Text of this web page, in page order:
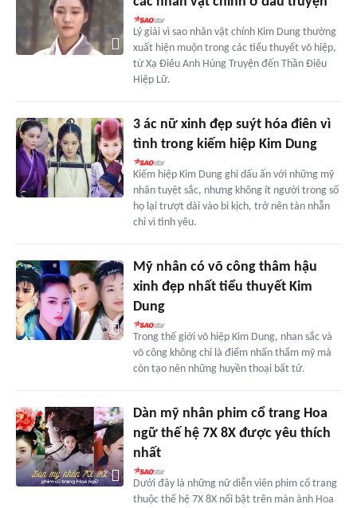
Lý giải vì sao nhân vật chính Kim Dung thường
xuất hiện muộn trong các tiểu thuyết võ hiệp,
từ Xạ Điêu Anh Hùng Truyện đến Thần Điêu
Hiệp Lữ.
3 ác nữ xinh đẹp suýt hóa điên vì
tình trong kiếm hiệp Kim Dung
Kiếm hiệp Kim Dung ghi dấu ấn với những mỹ
nhân tuyệt sắc, nhưng không ít người trong số
họ lại trượt dài vào bi kịch, trở nên tàn nhẫn
chỉ vì tình yêu.
Mỹ nhân có võ công thâm hậu
xinh đẹp nhất tiểu thuyết Kim
Dung
Trong thế giới võ hiệp Kim Dung, nhan sắc và
võ công không chỉ là điểm nhấn thẩm mỹ mà
còn tạo nên những huyền thoại bất tử.
Dàn mỹ nhân phim cổ trang Hoa
ngữ thế hệ 7X 8X được yêu thích
nhất
Dưới đây là những nữ diễn viên phim cổ trang
thuộc thế hệ 7X 8X nổi bật trên màn ảnh Hoa